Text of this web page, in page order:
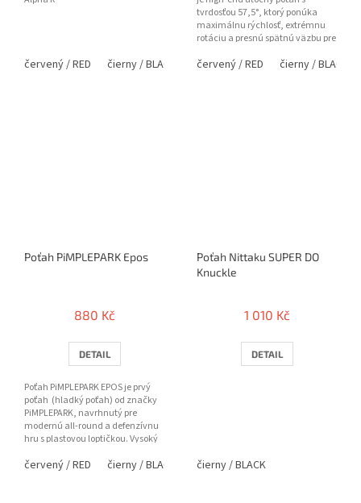
červený / RED čierny / BLACK
tvrdosťou 57,5°, ktorý ponúka
maximálnu rýchlosť, extrémnu
rotáciu a presnú spätnú väzbu pre
červený / RED čierny / BLACK
Poťah PiMPLEPARK Epos
880 Kč
DETAIL
Poťah PiMPLEPARK EPOS je prvý
poťah (hladký poťah) od značky
PiMPLEPARK, navrhnutý pre
modernú all-round a defenzívnu
hru s plastovou loptičkou. Vysoký
červený / RED čierny / BLACK
Poťah Nittaku SUPER DO
Knuckle
1 010 Kč
DETAIL
čierny / BLACK